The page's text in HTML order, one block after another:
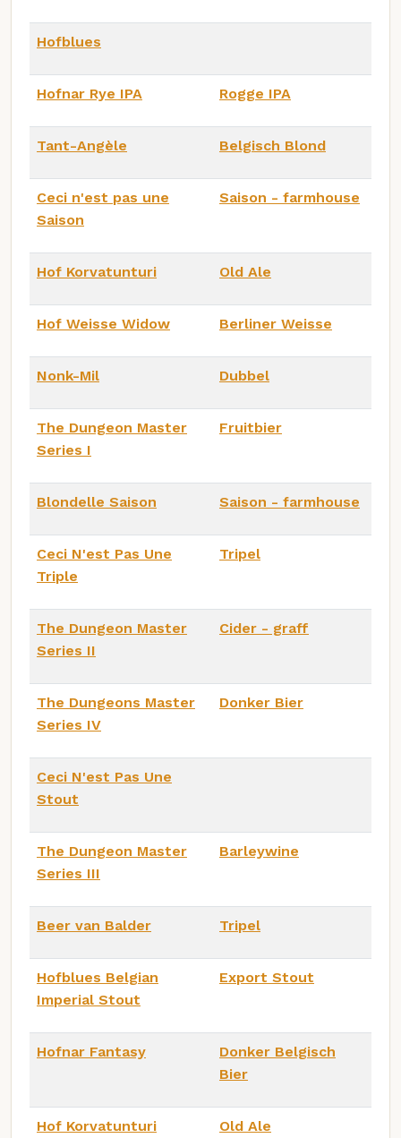
Hofblues
Hofnar Rye IPA Rogge IPA
Tant-Angèle Belgisch Blond
Ceci n'est pas une
Saison
Saison - farmhouse
Hof Korvatunturi Old Ale
Hof Weisse Widow Berliner Weisse
Nonk-Mil Dubbel
The Dungeon Master
Series I
Fruitbier
Blondelle Saison Saison - farmhouse
Ceci N'est Pas Une
Triple
Tripel
The Dungeon Master
Series II
Cider - graff
The Dungeons Master
Series IV
Donker Bier
Ceci N'est Pas Une
Stout
The Dungeon Master
Series III
Barleywine
Beer van Balder Tripel
Hofblues Belgian
Imperial Stout
Export Stout
Hofnar Fantasy
Donker Belgisch
Bier
Hof Korvatunturi
Old Ale